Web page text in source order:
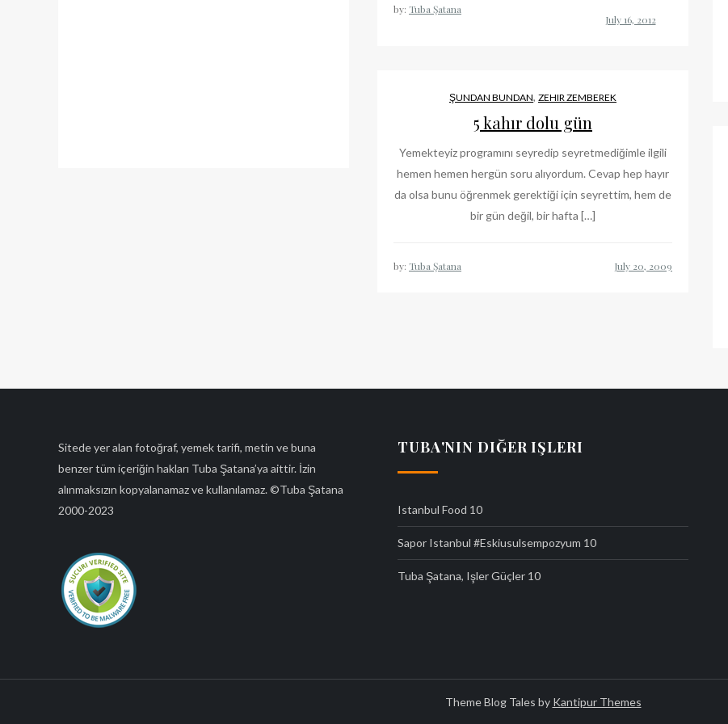
by: Tuba Şatana
ŞUNDAN BUNDAN, ZEHIR ZEMBEREK
5 kahır dolu gün
Yemekteyiz programını seyredip seyretmediğimle ilgili
hemen hemen hergün soru alıyordum. Cevap hep hayır
da olsa bunu öğrenmek gerektiği için seyrettim, hem de
bir gün değil, bir hafta […]
by: Tuba Şatana
Sitede yer alan fotoğraf, yemek tarifi, metin ve buna
benzer tüm içeriğin hakları Tuba Şatana’ya aittir. İzin
alınmaksızın kopyalanamaz ve kullanılamaz. ©Tuba Şatana
2000-2023
TUBA'NIN DIĞER IŞLERI
Istanbul Food 10
Sapor Istanbul #eskiusulsempozyum 10
Tuba Şatana, Işler Güçler10
Theme Blog Tales by Kantipur Themes